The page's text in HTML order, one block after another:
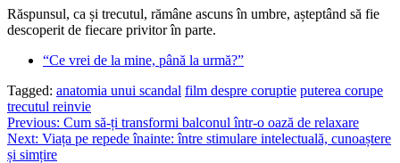
Răspunsul, ca și trecutul, rămâne ascuns în umbre, așteptând să fie
descoperit de fiecare privitor în parte.
“Ce vrei de la mine, până la urmă?”
Tagged: anatomia unui scandal film despre coruptie puterea corupe
trecutul reinvie
Post
navigation
Previous: Cum să-ți transformi balconul într-o oază de relaxare
Next: Viața pe repede înainte: între stimulare intelectuală, cunoaștere
și simțire